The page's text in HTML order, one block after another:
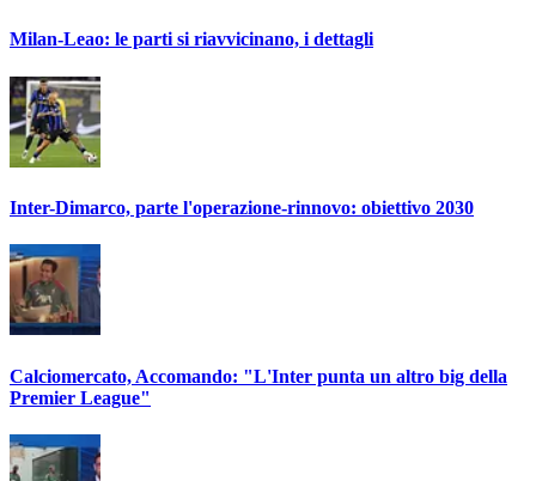
Milan-Leao: le parti si riavvicinano, i dettagli
Inter-Dimarco, parte l'operazione-rinnovo: obiettivo 2030
Calciomercato, Accomando: "L'Inter punta un altro big della
Premier League"